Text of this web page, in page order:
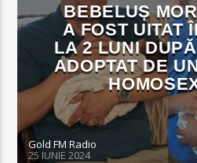
BEBELUȘ
A FOST UITAT
LA 2 LUNI
ADOPTAT DE
Gold FM Radio
25 IUNIE 2024